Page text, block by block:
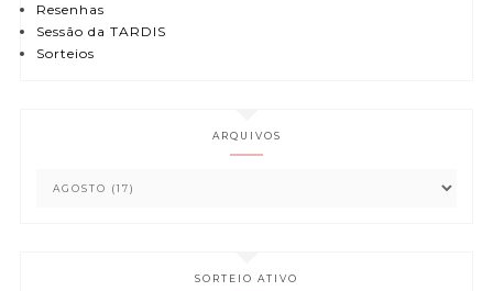
Resenhas
Sessão da TARDIS
Sorteios
ARQUIVOS
SORTEIO ATIVO